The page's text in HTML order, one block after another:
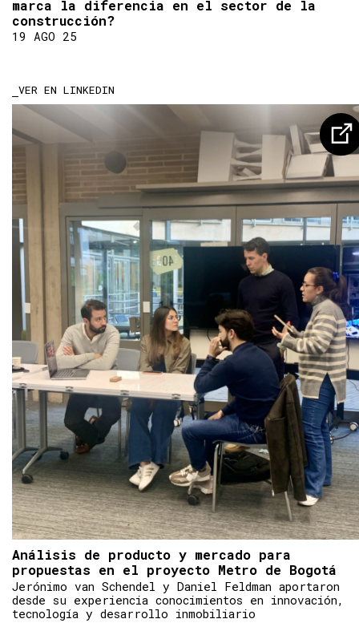
marca la diferencia en el sector de la
construcción?
19 AGO 25
VER EN LINKEDIN
Análisis de producto y mercado para
propuestas en el proyecto Metro de Bogotá
Jerónimo van Schendel y Daniel Feldman aportaron
desde su experiencia conocimientos en innovación,
tecnología y desarrollo inmobiliario